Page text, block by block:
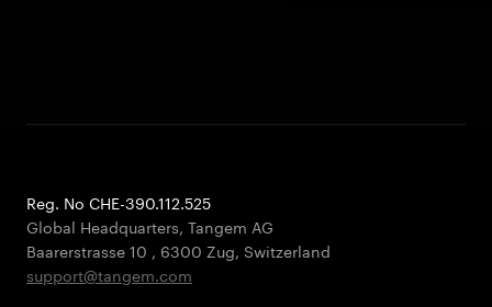
Reg. No CHE-390.112.525
Global Headquarters, Tangem AG
Baarerstrasse 10 , 6300 Zug, Switzerland
support@tangem.com